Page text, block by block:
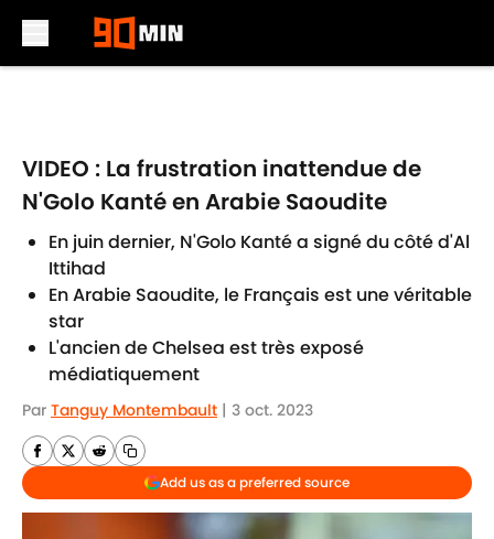
VIDEO : La frustration inattendue de
N'Golo Kanté en Arabie Saoudite
En juin dernier, N'Golo Kanté a signé du côté d'Al
Ittihad
En Arabie Saoudite, le Français est une véritable
star
L'ancien de Chelsea est très exposé
médiatiquement
Par Tanguy Montembault | 3 oct. 2023
Add us as a preferred source